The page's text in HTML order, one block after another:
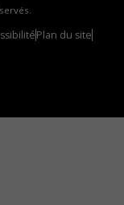
Plan du site